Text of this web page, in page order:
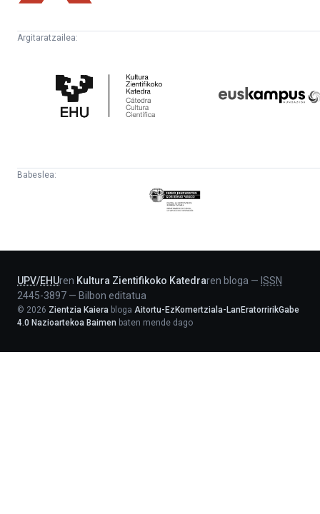
Argitaratzailea:
Zientifikoko
Katedra
Babeslea:
Eusko
Jaurlaritza
UPV/EHUren Kultura Zientifikoko Katedraren bloga — ISSN
2445-3897 — Bilbon editatua
© 2026 Zientzia Kaiera bloga Aitortu-EzKomertziala-LanEratorririkGabe
4.0 Nazioartekoa Baimen baten mende dago